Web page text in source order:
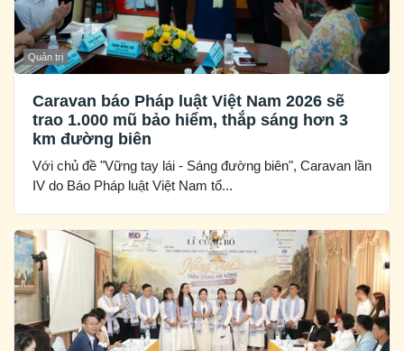
Quản trị
Caravan báo Pháp luật Việt Nam 2026 sẽ
trao 1.000 mũ bảo hiểm, thắp sáng hơn 3
km đường biên
Với chủ đề "Vững tay lái - Sáng đường biên", Caravan lần
IV do Báo Pháp luật Việt Nam tổ...